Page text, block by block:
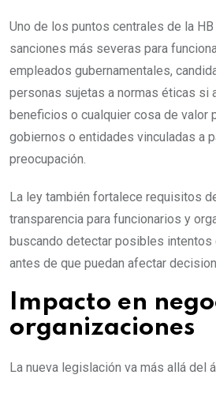
Uno de los puntos centrales de la
sanciones más severas para
empleados gubernamentales,
personas sujetas a normas éticas si
beneficios o cualquier cosa de valor
gobiernos o entidades vinculadas a
preocupación.
La ley también fortalece requisitos
transparencia para funcionarios y
buscando detectar posibles intentos
antes de que puedan afectar
Impacto en
organizaciones
La nueva legislación va más allá del